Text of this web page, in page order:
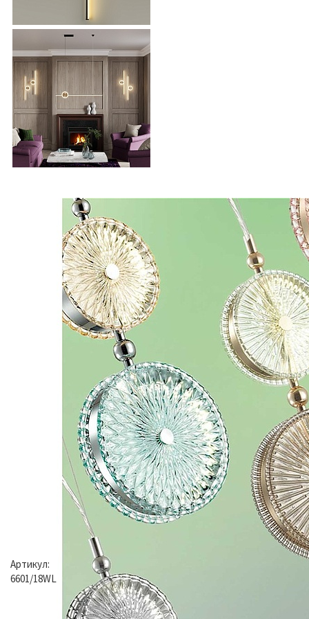
Артикул:
6601/18WL